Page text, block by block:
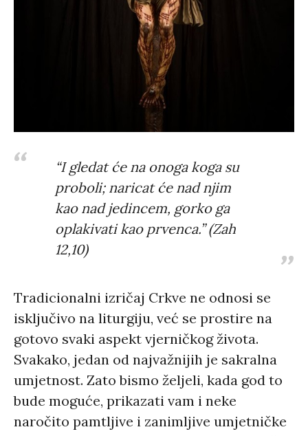
“I gledat će na onoga koga su
proboli; naricat će nad njim
kao nad jedincem, gorko ga
oplakivati kao prvenca.” (Zah
12,10)
Tradicionalni izričaj Crkve ne odnosi se
isključivo na liturgiju, već se prostire na
gotovo svaki aspekt vjerničkog života.
Svakako, jedan od najvažnijih je sakralna
umjetnost. Zato bismo željeli, kada god to
bude moguće, prikazati vam i neke
naročito pamtljive i zanimljive umjetničke